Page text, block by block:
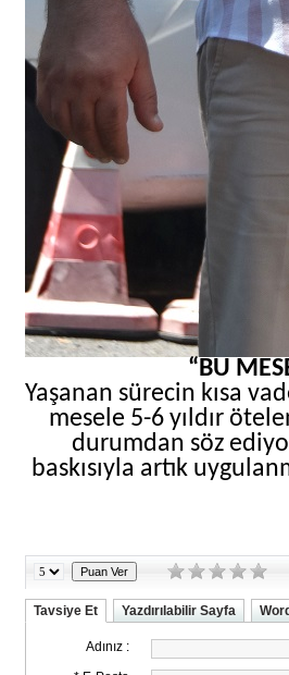
“BU
Yaşanan sürecin kısa
mesele 5-6 yıldır
durumdan söz
baskısıyla artık
Tavsiye Et Yazdırılabilir Sayfa